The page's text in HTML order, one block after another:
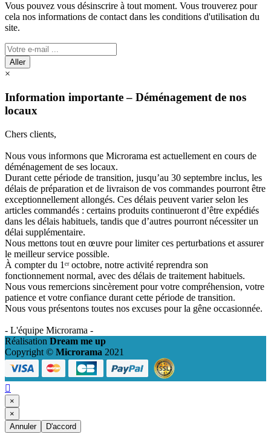
Vous pouvez vous désinscrire à tout moment. Vous trouverez pour
cela nos informations de contact dans les conditions d'utilisation du
site.
Aller
×
Information importante – Déménagement de nos
locaux
Chers clients,
Nous vous informons que Microrama est actuellement en cours de
déménagement de ses locaux.
Durant cette période de transition, jusqu’au 30 septembre inclus, les
délais de préparation et de livraison de vos commandes pourront être
exceptionnellement allongés. Ces délais peuvent varier selon les
articles commandés : certains produits continueront d’être expédiés
dans les délais habituels, tandis que d’autres pourront nécessiter un
délai supplémentaire.
Nous mettons tout en œuvre pour limiter ces perturbations et assurer
le meilleur service possible.
À compter du 1ᵉʳ octobre, notre activité reprendra son
fonctionnement normal, avec des délais de traitement habituels.
Nous vous remercions sincèrement pour votre compréhension, votre
patience et votre confiance durant cette période de transition.
Nous vous présentons toutes nos excuses pour la gêne occasionnée.
- L'équipe Microrama -
Réalisation Dream me up
Copyright © Microrama 2021

×
×
Annuler
D'accord